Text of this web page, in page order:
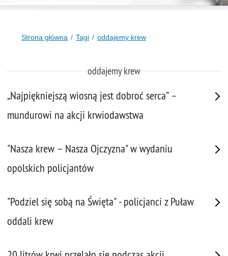
Strona główna Tagi oddajemy krew
oddajemy krew
„Najpiękniejszą wiosną jest dobroć serca” –
mundurowi na akcji krwiodawstwa
"Nasza krew – Nasza Ojczyzna" w wydaniu
opolskich policjantów
"Podziel się sobą na Święta" - policjanci z Puław
oddali krew